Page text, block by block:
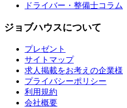
ドライバー・整備士コラム
ジョブハウスについて
プレゼント
サイトマップ
求人掲載をお考えの企業様
プライバシーポリシー
利用規約
会社概要